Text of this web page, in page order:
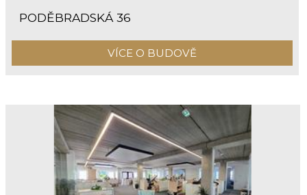
PODĚBRADSKÁ 36
VÍCE O BUDOVĚ